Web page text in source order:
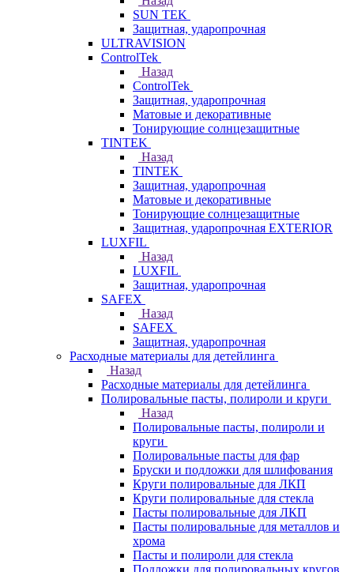
SUN TEK
Защитная, ударопрочная
ULTRAVISION
ControlTek
Назад
ControlTek
Защитная, ударопрочная
Матовые и декоративные
Тонирующие солнцезащитные
TINTEK
Назад
TINTEK
Защитная, ударопрочная
Матовые и декоративные
Тонирующие солнцезащитные
Защитная, ударопрочная EXTERIOR
LUXFIL
Назад
LUXFIL
Защитная, ударопрочная
SAFEX
Назад
SAFEX
Защитная, ударопрочная
Расходные материалы для детейлинга
Назад
Расходные материалы для детейлинга
Полировальные пасты, полироли и круги
Назад
Полировальные пасты, полироли и
круги
Полировальные пасты для фар
Бруски и подложки для шлифования
Круги полировальные для ЛКП
Круги полировальные для стекла
Пасты полировальные для ЛКП
Пасты полировальные для металлов и
хрома
Пасты и полироли для стекла
Подложки для полировальных кругов